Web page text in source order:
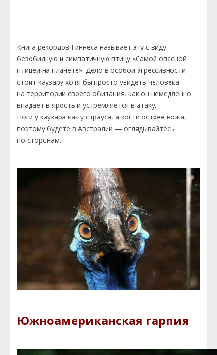
Книга рекордов Гиннеса называет эту с виду
безобидную и симпатичную птицу «Самой опасной
птицей на планете». Дело в особой агрессивности:
стоит каузару хотя бы просто увидеть человека
на территории своего обитания, как он немедленно
впадает в ярость и устремляется в атаку.
Ноги у каузара как у страуса, а когти острее ножа,
поэтому будете в Австралии — оглядывайтесь
по сторонам.
Южноамериканская гарпия